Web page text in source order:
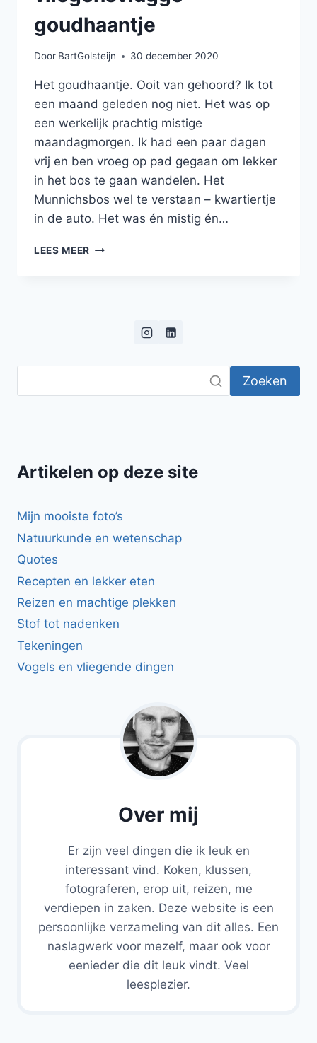
goudhaantje
Door BartGolsteijn 30 december 2020
Het goudhaantje. Ooit van gehoord? Ik tot
een maand geleden nog niet. Het was op
een werkelijk prachtig mistige
maandagmorgen. Ik had een paar dagen
vrij en ben vroeg op pad gegaan om lekker
in het bos te gaan wandelen. Het
Munnichsbos wel te verstaan – kwartiertje
in de auto. Het was én mistig én…
LEES MEER HET
VLIEGENSVLUGGE
Zoeken
Artikelen op deze site
Mijn mooiste foto’s
Natuurkunde en wetenschap
Quotes
Recepten en lekker eten
Reizen en machtige plekken
Stof tot nadenken
Tekeningen
Vogels en vliegende dingen
Over mij
Er zijn veel dingen die ik leuk en
interessant vind. Koken, klussen,
fotograferen, erop uit, reizen, me
verdiepen in zaken. Deze website is een
persoonlijke verzameling van dit alles. Een
naslagwerk voor mezelf, maar ook voor
eenieder die dit leuk vindt. Veel
leesplezier.